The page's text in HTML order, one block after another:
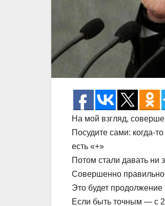
На мой взгляд,
Посудите сами: когда-
есть «+»
Потом стали давать ни
Совершенно правильно
Это будет продолжение
Если быть точным — с